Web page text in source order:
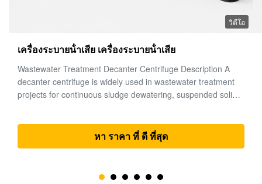
วิดีโอ
เครื่องหมุนเหวี่ยงขวดเหล้าสกัดน้ำมันปาล์ม
Palm Oil Extraction Decanter Centrifuge Description A palm
oil extraction decanter centrifuge is used for continuous oil-
water-solid separation in palm oil processing lines. It is mainly
หา ราคา ที่ ดี ที่สุด